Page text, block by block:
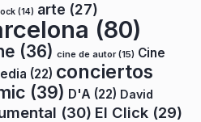
(14) arte (27)
(80)
(36) cine de autor(15) Cine
(22) conciertos
(39) D'A (22) David
(30) El Click (29)